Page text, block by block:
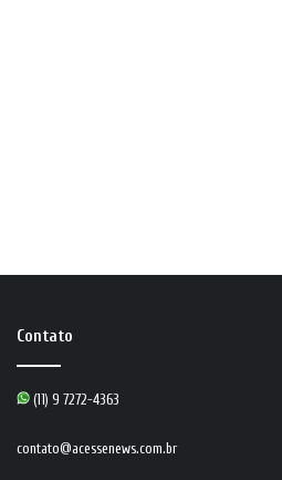
Contato
(11) 9 7272-4363
contato@acessenews.com.br